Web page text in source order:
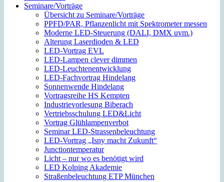
Seminare/Vorträge
Übersicht zu Seminare/Vorträge
PPFD/PAR, Pflanzenlicht mit Spektrometer messen
Moderne LED-Steuerung (DALI, DMX uvm.)
Alterung Laserdioden & LED
LED-Vortrag EVL
LED-Lampen clever dimmen
LED-Leuchtenentwicklung
LED-Fachvortrag Hindelang
Sonnenwende Hindelang
Vortragsreihe HS Kempten
Industrievorlesung Biberach
Vertriebsschulung LED&Licht
Vortrag Glühlampenverbot
Seminar LED-Strassenbeleuchtung
LED-Vortrag „Isny macht Zukunft“
Junctiontemperatur
Licht – nur wo es benötigt wird
LED Kolping Akademie
Straßenbeleuchtung ETP München